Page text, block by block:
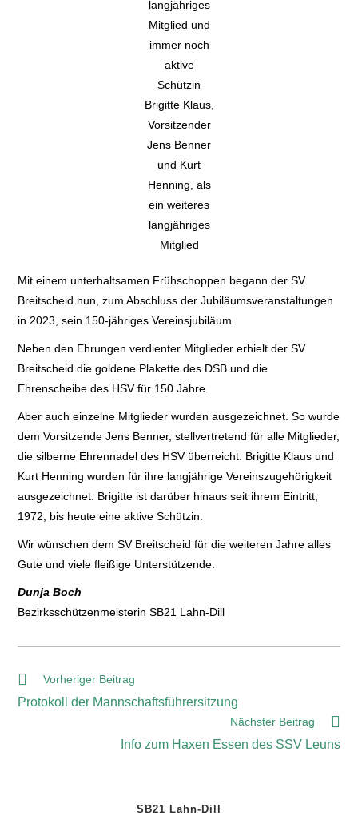
langjähriges
Mitglied und
immer noch
aktive
Schützin
Brigitte Klaus,
Vorsitzender
Jens Benner
und Kurt
Henning, als
ein weiteres
langjähriges
Mitglied
Mit einem unterhaltsamen Frühschoppen begann der SV
Breitscheid nun, zum Abschluss der Jubiläumsveranstaltungen
in 2023, sein 150-jähriges Vereinsjubiläum.
Neben den Ehrungen verdienter Mitglieder erhielt der SV
Breitscheid die goldene Plakette des DSB und die
Ehrenscheibe des HSV für 150 Jahre.
Aber auch einzelne Mitglieder wurden ausgezeichnet. So wurde
dem Vorsitzende Jens Benner, stellvertretend für alle Mitglieder,
die silberne Ehrennadel des HSV überreicht. Brigitte Klaus und
Kurt Henning wurden für ihre langjährige Vereinszugehörigkeit
ausgezeichnet. Brigitte ist darüber hinaus seit ihrem Eintritt,
1972, bis heute eine aktive Schützin.
Wir wünschen dem SV Breitscheid für die weiteren Jahre alles
Gute und viele fleißige Unterstützende.
Dunja Boch
Bezirksschützenmeisterin SB21 Lahn-Dill
Vorheriger Beitrag
Protokoll der Mannschaftsführersitzung
Nächster Beitrag
Info zum Haxen Essen des SSV Leuns
SB21 Lahn-Dill